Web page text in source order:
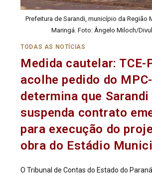
Prefeitura de Sarandi, município da Região
Maringá. Foto: Ângelo Miloch/
TODAS AS NOTÍCIAS
Medida cautelar: TCE-
acolhe pedido do
determina que Sarandi
suspenda contrato
para execução do
obra do Estádio
O Tribunal de Contas do Estado do